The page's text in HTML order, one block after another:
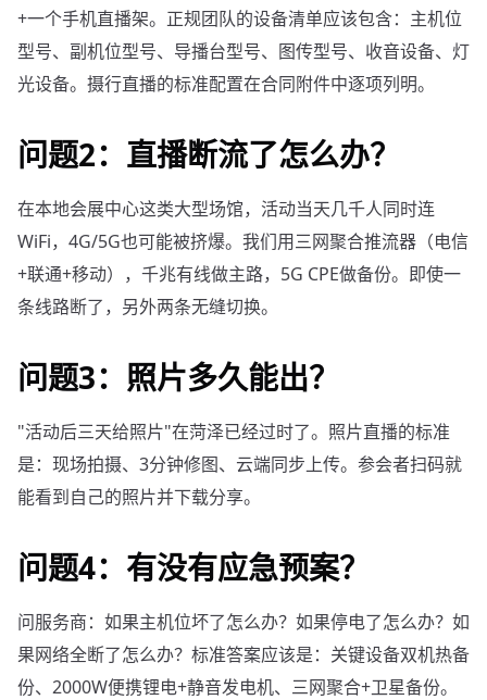
+一个手机直播架。正规团队的设备清单应该包含：主机位
型号、副机位型号、导播台型号、图传型号、收音设备、灯
光设备。摄行直播的标准配置在合同附件中逐项列明。
问题2：直播断流了怎么办？
在本地会展中心这类大型场馆，活动当天几千人同时连
WiFi，4G/5G也可能被挤爆。我们用三网聚合推流器（电信
+联通+移动），千兆有线做主路，5G CPE做备份。即使一
条线路断了，另外两条无缝切换。
问题3：照片多久能出？
"活动后三天给照片"在菏泽已经过时了。照片直播的标准
是：现场拍摄、3分钟修图、云端同步上传。参会者扫码就
能看到自己的照片并下载分享。
问题4：有没有应急预案？
问服务商：如果主机位坏了怎么办？如果停电了怎么办？如
果网络全断了怎么办？标准答案应该是：关键设备双机热备
份、2000W便携锂电+静音发电机、三网聚合+卫星备份。